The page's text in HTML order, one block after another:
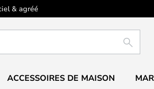
& agréé
ACCESSOIRES DE MAISON